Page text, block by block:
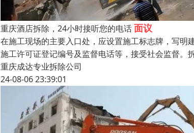
重庆酒店拆除，24小时接听您的电话面议
在施工现场的主要入口处，应设置施工标志牌，写
施工许可证登记编号及监督电话等，接受社会监督
重庆成达专业拆除公司
24-08-06 23:39:01